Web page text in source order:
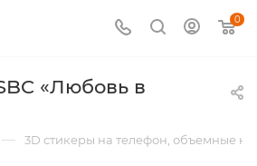
0
«Любовь в
— 3D стикеры на телефон, объемные